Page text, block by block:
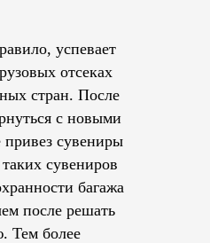
успевает
отсеках
стран. После
с новыми
сувениры
сувениров
багажа
после решать
Тем более